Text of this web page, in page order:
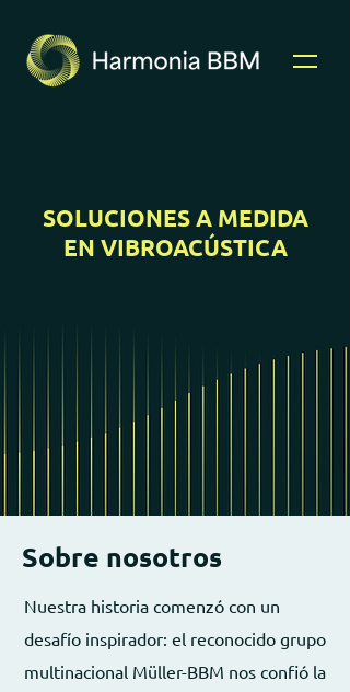
SOLUCIONES A MEDIDA
EN VIBROACÚSTICA
Sobre nosotros
Nuestra historia comenzó con un
desafío inspirador: el reconocido grupo
multinacional Müller-BBM nos confió la